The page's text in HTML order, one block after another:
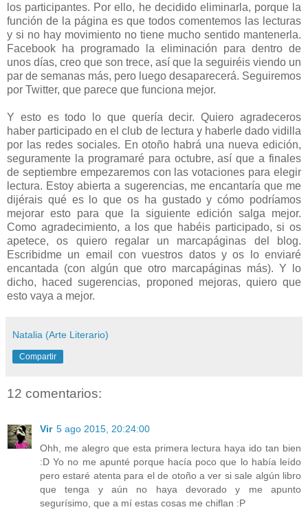
los participantes. Por ello, he decidido eliminarla, porque la
función de la página es que todos comentemos las lecturas
y si no hay movimiento no tiene mucho sentido mantenerla.
Facebook ha programado la eliminación para dentro de
unos días, creo que son trece, así que la seguiréis viendo un
par de semanas más, pero luego desaparecerá. Seguiremos
por Twitter, que parece que funciona mejor.
Y esto es todo lo que quería decir. Quiero agradeceros
haber participado en el club de lectura y haberle dado vidilla
por las redes sociales. En otoño habrá una nueva edición,
seguramente la programaré para octubre, así que a finales
de septiembre empezaremos con las votaciones para elegir
lectura. Estoy abierta a sugerencias, me encantaría que me
dijérais qué es lo que os ha gustado y cómo podríamos
mejorar esto para que la siguiente edición salga mejor.
Como agradecimiento, a los que habéis participado, si os
apetece, os quiero regalar un marcapáginas del blog.
Escribidme un email con vuestros datos y os lo enviaré
encantada (con algún que otro marcapáginas más). Y lo
dicho, haced sugerencias, proponed mejoras, quiero que
esto vaya a mejor.
Natalia (Arte Literario)
Compartir
12 comentarios:
Vir 5 ago 2015, 20:24:00
Ohh, me alegro que esta primera lectura haya ido tan bien
:D Yo no me apunté porque hacía poco que lo había leído
pero estaré atenta para el de otoño a ver si sale algún libro
que tenga y aún no haya devorado y me apunto
segurísimo, que a mí estas cosas me chiflan :P